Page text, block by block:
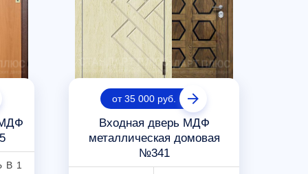
МДФ
В 1
от 35 000 руб.
Входная дверь МДФ
металлическая домовая
№341